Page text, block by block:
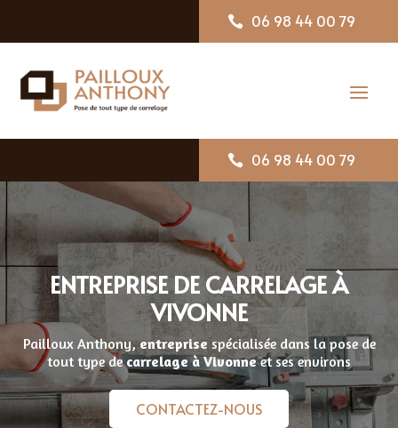
 06 98 44 00 79
 06 98 44 00 79
ENTREPRISE DE CARRELAGE À
VIVONNE
Pailloux Anthony,entreprisespécialisée dans la pose de
tout type decarrelage à Vivonneet ses environs
CONTACTEZ-NOUS